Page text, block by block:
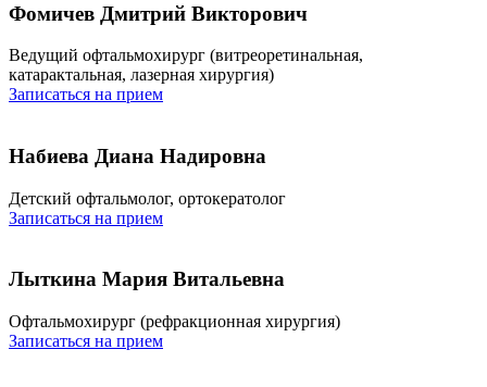
Фомичев Дмитрий Викторович
Ведущий офтальмохирург (витреоретинальная,
катарактальная, лазерная хирургия)
Записаться на прием
Набиева Диана Надировна
Детский офтальмолог, ортокератолог
Записаться на прием
Лыткина Мария Витальевна
Офтальмохирург (рефракционная хирургия)
Записаться на прием